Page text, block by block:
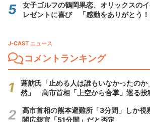
女子ゴルフの鶴岡果恋、オリックスの
レゼントに喜び 「感動をありがとう！
J-CAST ニュース
コメントランキング
蓮舫氏「止める人は誰もいなかったの
然」 高市首相「上空から合掌」巡る投
高市首相の熊本避難所「3分間」しか
閣広報官「51分間」だと否定